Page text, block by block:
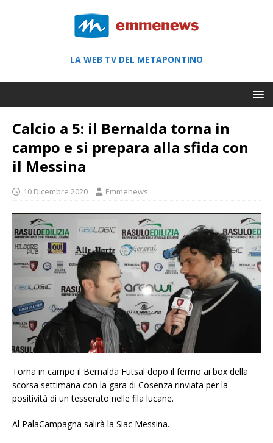
LA WEB TV DEL METAPONTINO
Calcio a 5: il Bernalda torna in
campo e si prepara alla sfida con
il Messina
10 Dicembre 2020 Emmenews
Torna in campo il Bernalda Futsal dopo il fermo ai box della
scorsa settimana con la gara di Cosenza rinviata per la
positività di un tesserato nelle fila lucane.
Al PalaCampagna salirà la Siac Messina.